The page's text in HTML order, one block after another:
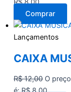
R$8,00
Comprar
Lançamentos
CAIXA
R$12,00 O